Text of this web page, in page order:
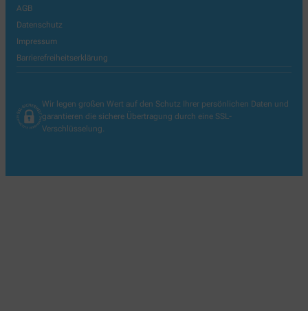
AGB
Datenschutz
Impressum
Barrierefreiheitserklärung
Wir legen großen Wert auf den Schutz Ihrer persönlichen Daten und
garantieren die sichere Übertragung durch eine SSL-
Verschlüsselung.